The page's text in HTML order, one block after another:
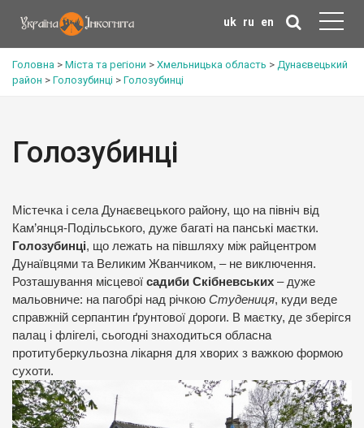
uk ru en
Головна > Міста та регіони > Хмельницька область > Дунаєвецький
район > Голозубинці > Голозубинці
Голозубинці
Містечка і села Дунаєвецького району, що на північ від
Кам’янця-Подільського, дуже багаті на панські маєтки.
Голозубинці, що лежать на півшляху між райцентром
Дунаївцями та Великим Жванчиком, – не виключення.
Розташування місцевої садиби Скібневських – дуже
мальовниче: на пагобрі над річкою Студениця, куди веде
справжній серпантин ґрунтової дороги. В маєтку, де зберігся
палац і флігелі, сьогодні знаходиться обласна
протитуберкульозна лікарня для хворих з важкою формою
сухоти.